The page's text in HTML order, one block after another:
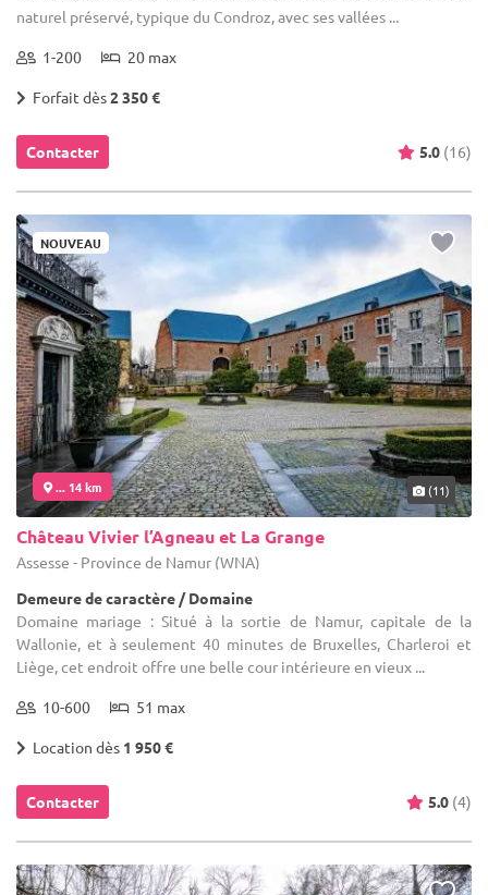
naturel préservé, typique du Condroz, avec ses vallées ...
1-200 20 max
Forfait dès2 350 €
Contacter 5.0 (16)
NOUVEAU
... 14 km (11)
Château Vivier l’Agneau et La Grange
Assesse - Province de Namur (WNA)
Demeure de caractère / Domaine
Domaine mariage : Situé à la sortie de Namur, capitale de la
Wallonie, et à seulement 40 minutes de Bruxelles, Charleroi et
Liège, cet endroit offre une belle cour intérieure en vieux ...
10-600 51 max
Location dès 1 950 €
Contacter 5.0 (4)